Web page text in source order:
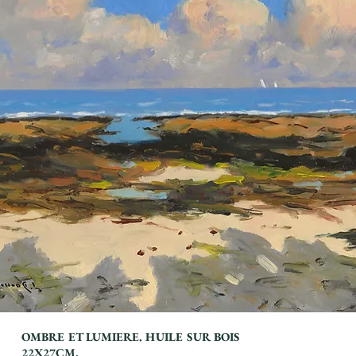
Titre 6
OMBRE ET LUMIERE. HUILE SUR BOIS
22X27CM.